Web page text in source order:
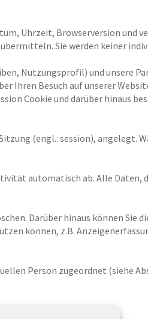
Uhrzeit, Browserversion und
Sie werden keiner
Nutzungsprofil) und unsere
Ihren Besuch auf unserer
Cookie und darüber hinaus
(engl.: session), angelegt.
automatisch ab. Alle Daten,
Darüber hinaus können Sie
können, z.B.
Person zugeordnet (siehe